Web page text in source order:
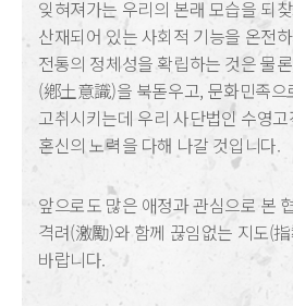
잊혀져가는 우리의 본래 모습을 되
산재되어 있는 사회적 기능을 온전
전통의 정체성을 확립하는 것은 물
(鄕土意識)을 북돋우고, 문화민족
고취시키는데 우리 사단법인 수영
혼신의 노력을 다해 나갈 것입니다.
앞으로도 많은 애정과 관심으로 본
격려(激勵)와 함께 끊임없는 지도(
바랍니다.